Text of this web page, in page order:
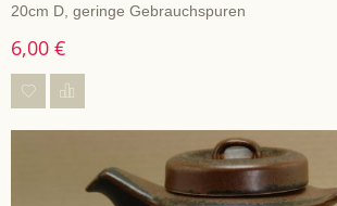
20cm D, geringe Gebrauchspuren
6,00 €